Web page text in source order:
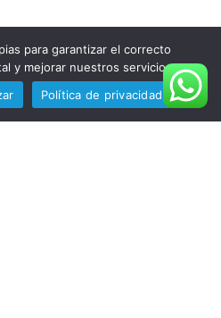
protección de datos
para garantizar el correcto
y mejorar nuestros servicios.
Política de privacidad